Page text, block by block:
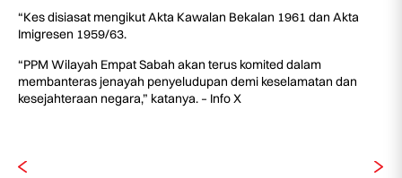
“Kes disiasat mengikut Akta Kawalan Bekalan 1961 dan Akta
Imigresen 1959/63.
“PPM Wilayah Empat Sabah akan terus komited dalam
membanteras jenayah penyeludupan demi keselamatan dan
kesejahteraan negara,” katanya. – Info X